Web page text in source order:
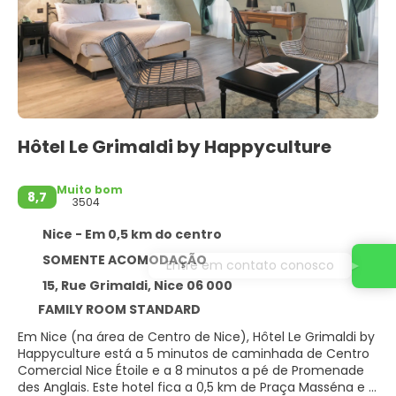
Hôtel Le Grimaldi by Happyculture
8,7
Muito bom
3504
Nice - Em 0,5 km do centro
SOMENTE ACOMODAÇÃO
15, Rue Grimaldi, Nice 06 000
FAMILY ROOM STANDARD
Em Nice (na área de Centro de Nice), Hôtel Le Grimaldi by
Happyculture está a 5 minutos de caminhada de Centro
Comercial Nice Étoile e a 8 minutos a pé de Promenade
des Anglais. Este hotel fica a 0,5 km de Praça Masséna e a
Entre em contato conosco